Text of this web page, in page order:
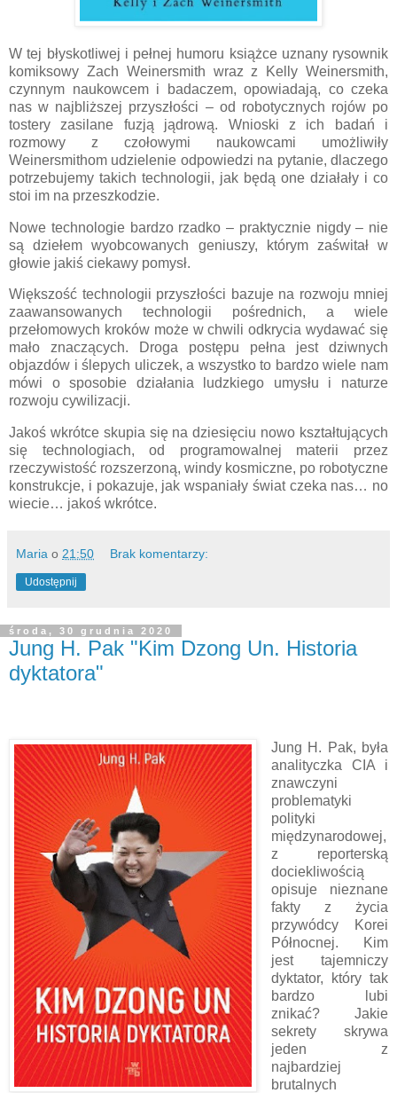
W tej błyskotliwej i pełnej humoru książce uznany rysownik
komiksowy Zach Weinersmith wraz z Kelly Weinersmith,
czynnym naukowcem i badaczem, opowiadają, co czeka
nas w najbliższej przyszłości – od robotycznych rojów po
tostery zasilane fuzją jądrową. Wnioski z ich badań i
rozmowy z czołowymi naukowcami umożliwiły
Weinersmithom udzielenie odpowiedzi na pytanie, dlaczego
potrzebujemy takich technologii, jak będą one działały i co
stoi im na przeszkodzie.
Nowe technologie bardzo rzadko – praktycznie nigdy – nie
są dziełem wyobcowanych geniuszy, którym zaświtał w
głowie jakiś ciekawy pomysł.
Większość technologii przyszłości bazuje na rozwoju mniej
zaawansowanych technologii pośrednich, a wiele
przełomowych kroków może w chwili odkrycia wydawać się
mało znaczących. Droga postępu pełna jest dziwnych
objazdów i ślepych uliczek, a wszystko to bardzo wiele nam
mówi o sposobie działania ludzkiego umysłu i naturze
rozwoju cywilizacji.
Jakoś wkrótce skupia się na dziesięciu nowo kształtujących
się technologiach, od programowalnej materii przez
rzeczywistość rozszerzoną, windy kosmiczne, po robotyczne
konstrukcje, i pokazuje, jak wspaniały świat czeka nas… no
wiecie… jakoś wkrótce.
Maria o 21:50 Brak komentarzy:
Udostępnij
środa, 30 grudnia 2020
Jung H. Pak "Kim Dzong Un. Historia
dyktatora"
Jung H. Pak, była
analityczka CIA i
znawczyni
problematyki
polityki
międzynarodowej,
z reporterską
dociekliwością
opisuje nieznane
fakty z życia
przywódcy Korei
Północnej. Kim
jest tajemniczy
dyktator, który tak
bardzo lubi
znikać? Jakie
sekrety skrywa
jeden z
najbardziej
brutalnych